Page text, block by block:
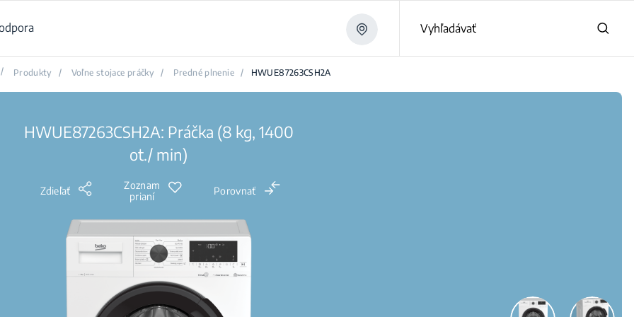
Vyhľadávať
/ Produkty / Voľne stojace práčky / Predné plnenie / HWUE87263CSH2A
HWUE87263CSH2A: Práčka (8 kg, 1400
ot./ min)
Zdieľať
Zoznam
prianí
Porovnať